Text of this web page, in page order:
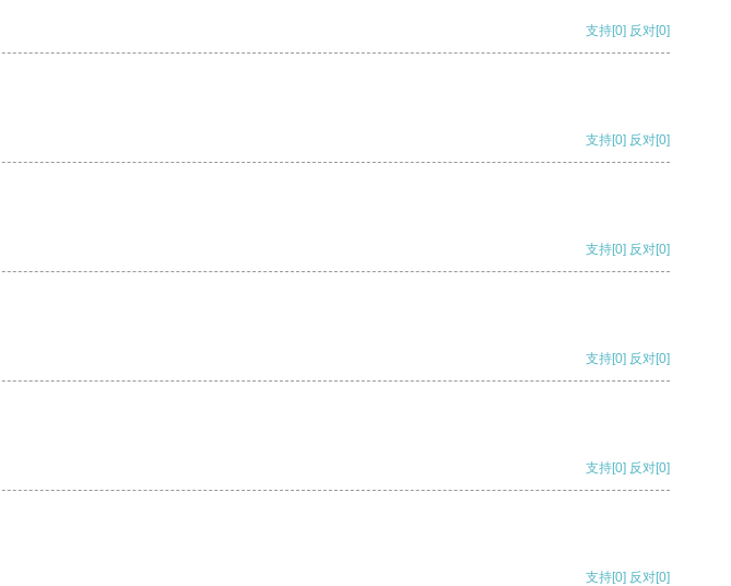
支持[0] 反对[0]
支持[0] 反对[0]
支持[0] 反对[0]
支持[0] 反对[0]
支持[0] 反对[0]
支持[0] 反对[0]